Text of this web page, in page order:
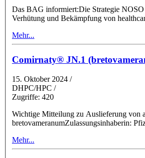
Das BAG informiert:Die Strategie
Verhütung und Bekämpfung von
Mehr...
Comirnaty® JN.1
15. Oktober 2024 /
DHPC/HPC /
Zugriffe: 420
Wichtige Mitteilung zu Auslieferung von aufgetauter Ware Präparat: Comirnaty JN.1,
bretovameranumZulassungsinhaberin:
Mehr...